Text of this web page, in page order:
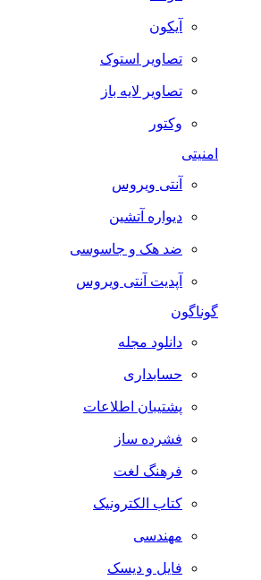
آیکون
تصاویر استوک
تصاویر لایه باز
وکتور
آنتی ویروس
دیواره آتشین
ضد هک و جاسوسی
آپدیت آنتی ویروس
گوناگون
دانلود مجله
حسابداری
پشتیبان اطلاعات
فشرده ساز
فرهنگ لغت
کتاب الکترونیک
مهندسی
فایل و دیسک